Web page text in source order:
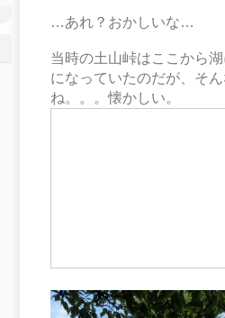
…あれ？おかしいな…
当時の土山峠はここから
になっていたのだが、そ
ね。。。懐かしい。